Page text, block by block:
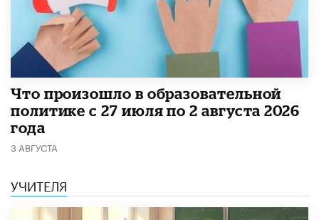
​Что произошло в образовательной
политике с 27 июля по 2 августа 2026
года
3 АВГУСТА
УЧИТЕЛЯ